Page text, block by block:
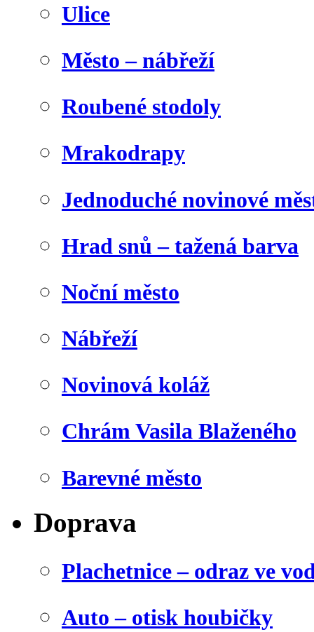
Ulice
Město – nábřeží
Roubené stodoly
Mrakodrapy
Jednoduché novinové
Hrad snů – tažená barva
Noční město
Nábřeží
Novinová koláž
Chrám Vasila Blaženého
Barevné město
Doprava
Plachetnice – odraz ve
Auto – otisk houbičky